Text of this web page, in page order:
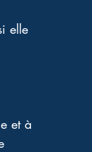
elle
et à